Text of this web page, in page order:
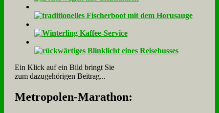
Ein Klick auf ein Bild bringt Sie
zum dazugehörigen Beitrag...
Me­tro­po­len-Ma­ra­thon: